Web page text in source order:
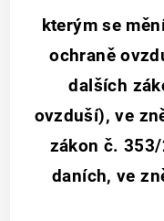
kterým se
ochraně
dalších
ovzduší), ve
zákon č.
daních, ve